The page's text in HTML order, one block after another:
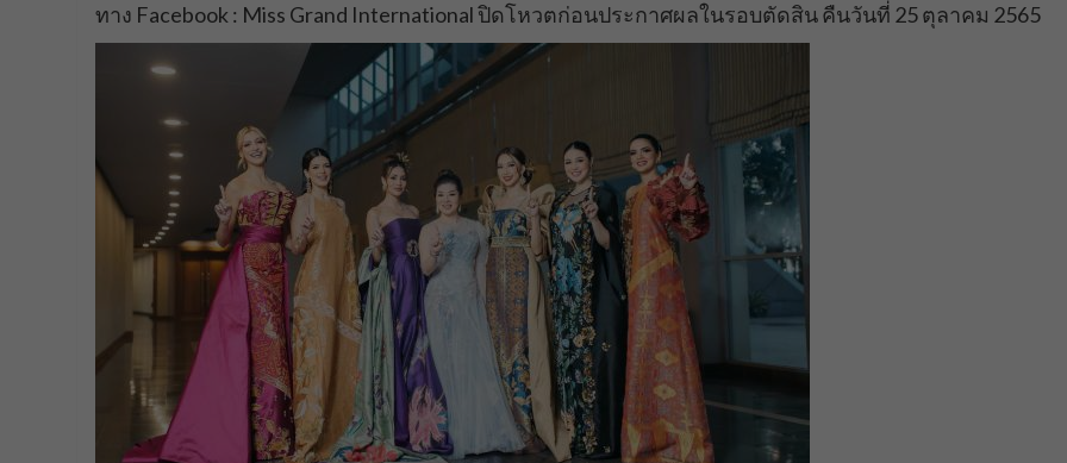
ทาง Facebook : Miss Grand International ปิดโหวตก่อนประกาศผลในรอบตัดสิน คืนวันที่ 25 ตุลาคม 2565